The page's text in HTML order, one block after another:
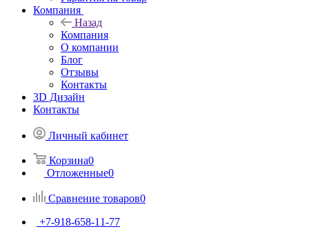
Компания
Назад
Компания
О компании
Блог
Отзывы
Контакты
3D Дизайн
Контакты
Личный кабинет
Корзина0
Отложенные0
Сравнение товаров0
+7-918-658-11-77